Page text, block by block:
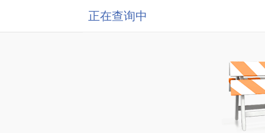
正在查询中